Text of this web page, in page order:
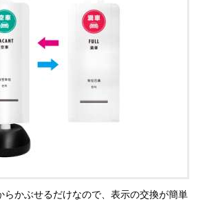
らかぶせるだけなので、表示の交換が簡単